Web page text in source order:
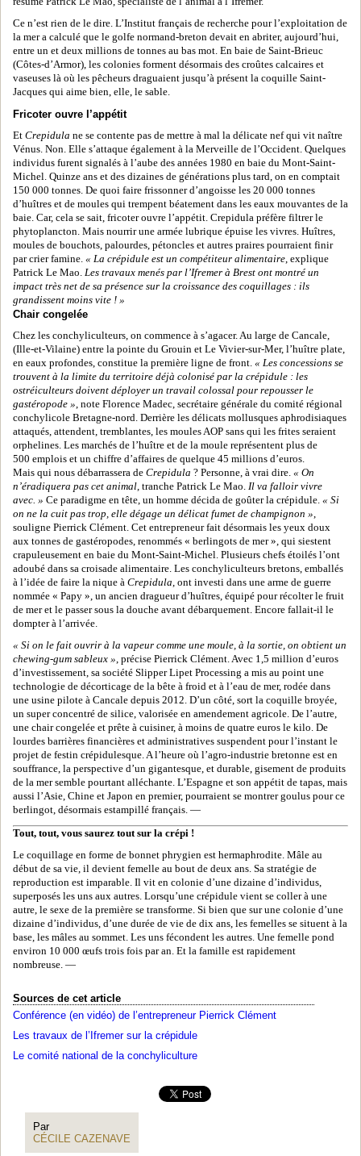
Ce n’est rien de le dire. L’Institut français de recherche pour l’exploitation de
la mer a calculé que le golfe normand-breton devait en abriter, aujourd’hui,
entre un et deux millions de tonnes au bas mot. En baie de Saint-Brieuc
(Côtes-d’Armor), les colonies forment désormais des croûtes calcaires et
vaseuses là où les pêcheurs draguaient jusqu’à présent la coquille Saint-
Jacques qui aime bien, elle, le sable.
Fricoter ouvre l’appétit
Et Crepidula ne se contente pas de mettre à mal la délicate nef qui vit naître
Vénus. Non. Elle s’attaque également à la Merveille de l’Occident. Quelques
individus furent signalés à l’aube des années 1980 en baie du Mont-Saint-
Michel. Quinze ans et des dizaines de générations plus tard, on en comptait
150 000 tonnes. De quoi faire frissonner d’angoisse les 20 000 tonnes
d’huîtres et de moules qui trempent béatement dans les eaux mouvantes de la
baie. Car, cela se sait, fricoter ouvre l’appétit. Crepidula préfère filtrer le
phytoplancton. Mais nourrir une armée lubrique épuise les vivres. Huîtres,
moules de bouchots, palourdes, pétoncles et autres praires pourraient finir
par crier famine. « La crépidule est un compétiteur alimentaire, explique
Patrick Le Mao. Les travaux menés par l’Ifremer à Brest ont montré un
impact très net de sa présence sur la croissance des coquillages : ils
grandissent moins vite ! »
Chair congelée
Chez les conchyliculteurs, on commence à s’agacer. Au large de Cancale,
(Ille-et-Vilaine) entre la pointe du Grouin et Le Vivier-sur-Mer, l’huître plate,
en eaux profondes, constitue la première ligne de front. « Les concessions se
trouvent à la limite du territoire déjà colonisé par la crépidule : les
ostréiculteurs doivent déployer un travail colossal pour repousser le
gastéropode », note Florence Madec, secrétaire générale du comité régional
conchylicole Bretagne-nord. Derrière les délicats mollusques aphrodisiaques
attaqués, attendent, tremblantes, les moules AOP sans qui les frites seraient
orphelines. Les marchés de l’huître et de la moule représentent plus de
500 emplois et un chiffre d’affaires de quelque 45 millions d’euros.
Mais qui nous débarrassera de Crepidula ? Personne, à vrai dire. « On
n’éradiquera pas cet animal, tranche Patrick Le Mao. Il va falloir vivre
avec. » Ce paradigme en tête, un homme décida de goûter la crépidule. « Si
on ne la cuit pas trop, elle dégage un délicat fumet de champignon »,
souligne Pierrick Clément. Cet entrepreneur fait désormais les yeux doux
aux tonnes de gastéropodes, renommés « berlingots de mer », qui siestent
crapuleusement en baie du Mont-Saint-Michel. Plusieurs chefs étoilés l’ont
adoubé dans sa croisade alimentaire. Les conchyliculteurs bretons, emballés
à l’idée de faire la nique à Crepidula, ont investi dans une arme de guerre
nommée « Papy », un ancien dragueur d’huîtres, équipé pour récolter le fruit
de mer et le passer sous la douche avant débarquement. Encore fallait-il le
dompter à l’arrivée.
« Si on le fait ouvrir à la vapeur comme une moule, à la sortie, on obtient un
chewing-gum sableux », précise Pierrick Clément. Avec 1,5 million d’euros
d’investissement, sa société Slipper Lipet Processing a mis au point une
technologie de décorticage de la bête à froid et à l’eau de mer, rodée dans
une usine pilote à Cancale depuis 2012. D’un côté, sort la coquille broyée,
un super concentré de silice, valorisée en amendement agricole. De l’autre,
une chair congelée et prête à cuisiner, à moins de quatre euros le kilo. De
lourdes barrières financières et administratives suspendent pour l’instant le
projet de festin crépidulesque. A l’heure où l’agro-industrie bretonne est en
souffrance, la perspective d’un gigantesque, et durable, gisement de produits
de la mer semble pourtant alléchante. L’Espagne et son appétit de tapas, mais
aussi l’Asie, Chine et Japon en premier, pourraient se montrer goulus pour ce
berlingot, désormais estampillé français. —
Tout, tout, vous saurez tout sur la crépi !
Le coquillage en forme de bonnet phrygien est hermaphrodite. Mâle au
début de sa vie, il devient femelle au bout de deux ans. Sa stratégie de
reproduction est imparable. Il vit en colonie d’une dizaine d’individus,
superposés les uns aux autres. Lorsqu’une crépidule vient se coller à une
autre, le sexe de la première se transforme. Si bien que sur une colonie d’une
dizaine d’individus, d’une durée de vie de dix ans, les femelles se situent à la
base, les mâles au sommet. Les uns fécondent les autres. Une femelle pond
environ 10 000 œufs trois fois par an. Et la famille est rapidement
nombreuse. —
Sources de cet article
Conférence (en vidéo) de l’entrepreneur Pierrick Clément
Les travaux de l’Ifremer sur la crépidule
Le comité national de la conchyliculture
Par
CÉCILE CAZENAVE